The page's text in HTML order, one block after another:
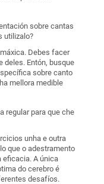
sobre cantas
utilizalo?
Debes facer
deles. Entón, busque
sobre canto
mellora medible
regular para que che
unha e outra
que o adestramento
eficacia. A única
do cerebro é
desafíos.